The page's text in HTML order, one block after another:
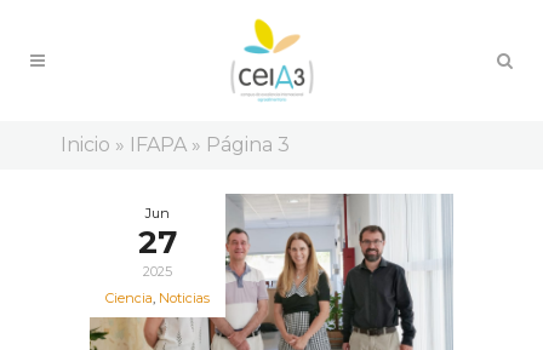
Inicio » IFAPA » Página 3
Jun
27
2025
Ciencia, Noticias